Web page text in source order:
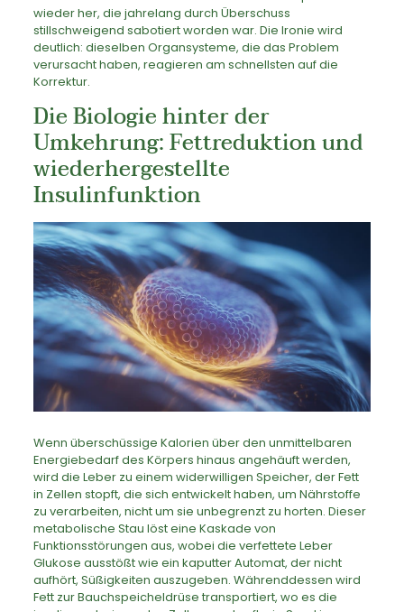
wieder her, die jahrelang durch Überschuss
stillschweigend sabotiert worden war. Die Ironie wird
deutlich: dieselben Organsysteme, die das Problem
verursacht haben, reagieren am schnellsten auf die
Korrektur.
Die Biologie hinter der
Umkehrung: Fettreduktion und
wiederhergestellte
Insulinfunktion
Wenn überschüssige Kalorien über den unmittelbaren
Energiebedarf des Körpers hinaus angehäuft werden,
wird die Leber zu einem widerwilligen Speicher, der Fett
in Zellen stopft, die sich entwickelt haben, um Nährstoffe
zu verarbeiten, nicht um sie unbegrenzt zu horten. Dieser
metabolische Stau löst eine Kaskade von
Funktionsstörungen aus, wobei die verfettete Leber
Glukose ausstößt wie ein kaputter Automat, der nicht
aufhört, Süßigkeiten auszugeben. Währenddessen wird
Fett zur Bauchspeicheldrüse transportiert, wo es die